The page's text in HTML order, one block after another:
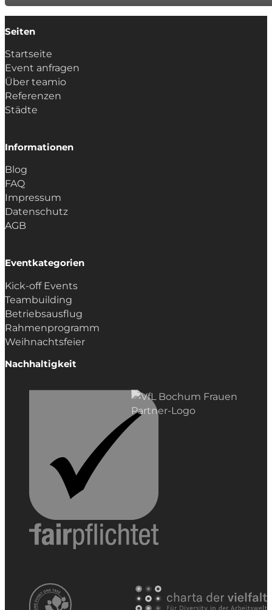
Seiten
Startseite
Event anfragen
Über teamio
Referenzen
Städte
Informationen
Blog
FAQ
Impressum
Datenschutz
AGB
Eventkategorien
Kick-off Events
Teambuilding
Betriebsausflug
Rahmenprogramm
Weihnachtsfeier
Nachhaltigkeit